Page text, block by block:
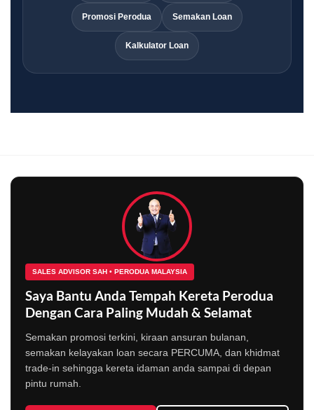
Promosi Perodua Semakan Loan
Kalkulator Loan
SALES ADVISOR SAH • PERODUA MALAYSIA
Saya Bantu Anda Tempah Kereta Perodua
Dengan Cara Paling Mudah & Selamat
Semakan promosi terkini, kiraan ansuran bulanan,
semakan kelayakan loan secara PERCUMA, dan khidmat
trade-in sehingga kereta idaman anda sampai di depan
pintu rumah.